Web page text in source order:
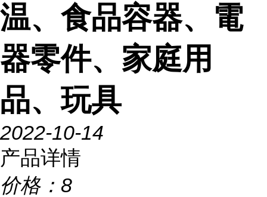
温、食品容器、電
器零件、家庭用
品、玩具
2022-10-14
产品详情
价格： 8